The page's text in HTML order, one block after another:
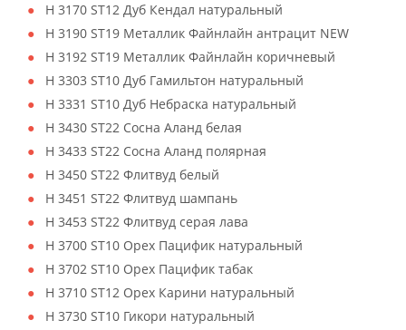
H 3170 ST12 Дуб Кендал натуральный
H 3190 ST19 Металлик Файнлайн антрацит NEW
H 3192 ST19 Металлик Файнлайн коричневый
H 3303 ST10 Дуб Гамильтон натуральный
H 3331 ST10 Дуб Небраска натуральный
H 3430 ST22 Сосна Аланд белая
H 3433 ST22 Сосна Аланд полярная
H 3450 ST22 Флитвуд белый
H 3451 ST22 Флитвуд шампань
H 3453 ST22 Флитвуд серая лава
H 3700 ST10 Орех Пацифик натуральный
H 3702 ST10 Орех Пацифик табак
H 3710 ST12 Орех Карини натуральный
H 3730 ST10 Гикори натуральный